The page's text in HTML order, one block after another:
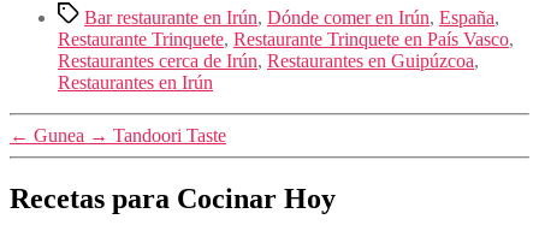
Etiquetas
Bar restaurante en Irún, Dónde comer en Irún, España,
Restaurante Trinquete, Restaurante Trinquete en País Vasco,
Restaurantes cerca de Irún, Restaurantes en Guipúzcoa,
Restaurantes en Irún
← Gunea → Tandoori Taste
Recetas para Cocinar Hoy